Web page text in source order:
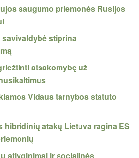
saugumo priemonės Rusijos
savivaldybė stiprina
atsakomybę už
Vidaus tarnybos statuto
hibridinių atakų Lietuva ragina ES
atlyginimai ir socialinės